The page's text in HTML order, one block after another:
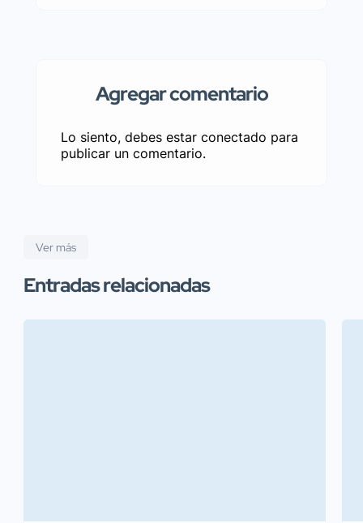
Agregar comentario
Lo siento, debes estar conectado para
publicar un comentario.
Ver más
Entradas relacionadas